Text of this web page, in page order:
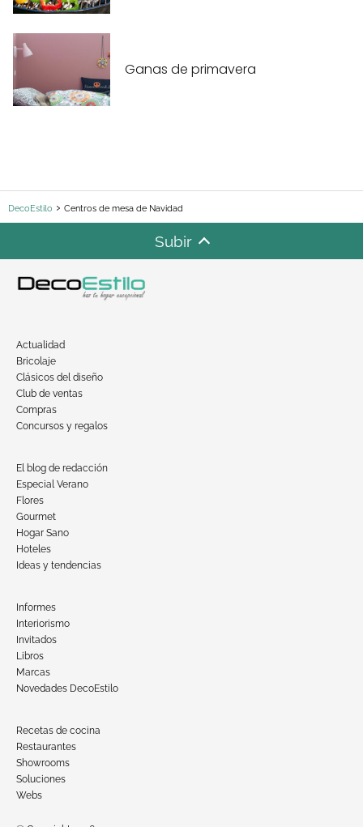
Ganas de primavera
DecoEstilo Centros de mesa de Navidad
Subir
Actualidad
Bricolaje
Clásicos del diseño
Club de ventas
Compras
Concursos y regalos
El blog de redacción
Especial Verano
Flores
Gourmet
Hogar Sano
Hoteles
Ideas y tendencias
Informes
Interiorismo
Invitados
Libros
Marcas
Novedades DecoEstilo
Recetas de cocina
Restaurantes
Showrooms
Soluciones
Webs